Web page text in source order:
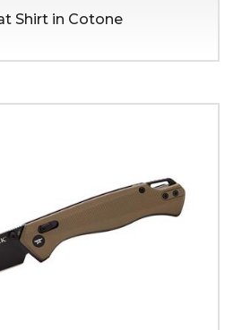
Shirt in Cotone